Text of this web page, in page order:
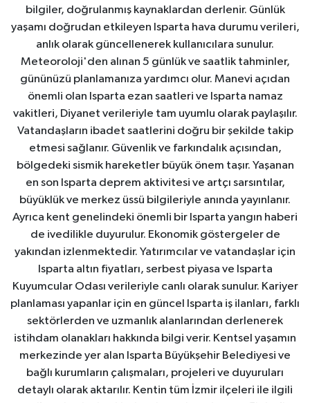
bilgiler, doğrulanmış kaynaklardan derlenir. Günlük
yaşamı doğrudan etkileyen Isparta hava durumu verileri,
anlık olarak güncellenerek kullanıcılara sunulur.
Meteoroloji'den alınan 5 günlük ve saatlik tahminler,
gününüzü planlamanıza yardımcı olur. Manevi açıdan
önemli olan Isparta ezan saatleri ve Isparta namaz
vakitleri, Diyanet verileriyle tam uyumlu olarak paylaşılır.
Vatandaşların ibadet saatlerini doğru bir şekilde takip
etmesi sağlanır. Güvenlik ve farkındalık açısından,
bölgedeki sismik hareketler büyük önem taşır. Yaşanan
en son Isparta deprem aktivitesi ve artçı sarsıntılar,
büyüklük ve merkez üssü bilgileriyle anında yayınlanır.
Ayrıca kent genelindeki önemli bir Isparta yangın haberi
de ivedilikle duyurulur. Ekonomik göstergeler de
yakından izlenmektedir. Yatırımcılar ve vatandaşlar için
Isparta altın fiyatları, serbest piyasa ve Isparta
Kuyumcular Odası verileriyle canlı olarak sunulur. Kariyer
planlaması yapanlar için en güncel Isparta iş ilanları, farklı
sektörlerden ve uzmanlık alanlarından derlenerek
istihdam olanakları hakkında bilgi verir. Kentsel yaşamın
merkezinde yer alan Isparta Büyükşehir Belediyesi ve
bağlı kurumların çalışmaları, projeleri ve duyuruları
detaylı olarak aktarılır. Kentin tüm İzmir ilçeleri ile ilgili